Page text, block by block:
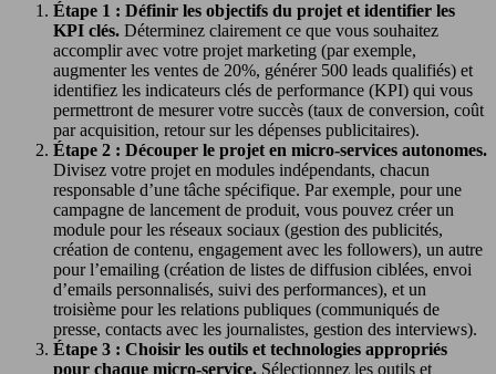
Étape 1 : Définir les objectifs du projet et identifier les
KPI clés. Déterminez clairement ce que vous souhaitez
accomplir avec votre projet marketing (par exemple,
augmenter les ventes de 20%, générer 500 leads qualifiés) et
identifiez les indicateurs clés de performance (KPI) qui vous
permettront de mesurer votre succès (taux de conversion, coût
par acquisition, retour sur les dépenses publicitaires).
Étape 2 : Découper le projet en micro-services autonomes.
Divisez votre projet en modules indépendants, chacun
responsable d’une tâche spécifique. Par exemple, pour une
campagne de lancement de produit, vous pouvez créer un
module pour les réseaux sociaux (gestion des publicités,
création de contenu, engagement avec les followers), un autre
pour l’emailing (création de listes de diffusion ciblées, envoi
d’emails personnalisés, suivi des performances), et un
troisième pour les relations publiques (communiqués de
presse, contacts avec les journalistes, gestion des interviews).
Étape 3 : Choisir les outils et technologies appropriés
pour chaque micro-service. Sélectionnez les outils et